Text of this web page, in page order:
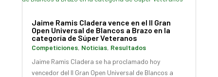
Jaime Ramis Cladera vence en el II Gran
Open Universal de Blancos a Brazo en la
categoría de Súper Veteranos
Competiciones, Noticias, Resultados
Jaime Ramis Cladera se ha proclamado hoy
vencedor del II Gran Open Universal de Blancos a